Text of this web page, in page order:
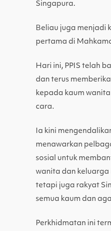
Singapura.
Beliau juga menjadi
pertama di
Hari ini, PPIS telah
dan terus
kepada kaum
cara.
Ia kini
menawarkan
sosial untuk
wanita dan
tetapi juga rakyat
semua kaum dan
Perkhidmatan ini